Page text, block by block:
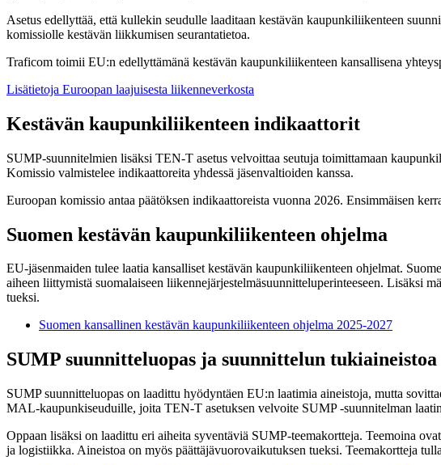
Asetus edellyttää, että kullekin seudulle laaditaan kestävän kaupunkiliikenteen
komissiolle kestävän liikkumisen seurantatietoa.
Traficom toimii EU:n edellyttämänä kestävän kaupunkiliikenteen kansallisena
Lisätietoja Euroopan laajuisesta liikenneverkosta
Kestävän kaupunkiliikenteen indikaattorit
SUMP-suunnitelmien lisäksi TEN-T asetus velvoittaa seutuja toimittamaan
Komissio valmistelee indikaattoreita yhdessä jäsenvaltioiden kanssa.
Euroopan komissio antaa päätöksen indikaattoreista vuonna 2026. Ensimmäisen
Suomen kestävän kaupunkiliikenteen ohjelma
EU-jäsenmaiden tulee laatia kansalliset kestävän kaupunkiliikenteen ohjelmat.
aiheen liittymistä suomalaiseen liikennejärjestelmäsuunnitteluperinteeseen. Lisäksi
tueksi.
Suomen kansallinen kestävän kaupunkiliikenteen ohjelma 2025-2027
SUMP suunnitteluopas ja suunnittelun tukiaineistoa
SUMP suunnitteluopas on laadittu hyödyntäen EU:n laatimia aineistoja, mutta
MAL-kaupunkiseuduille, joita TEN-T asetuksen velvoite SUMP -suunnitelman
Oppaan lisäksi on laadittu eri aiheita syventäviä SUMP-teemakortteja. Teemoina
ja logistiikka. Aineistoa on myös päättäjävuorovaikutuksen tueksi. Teemakortteja